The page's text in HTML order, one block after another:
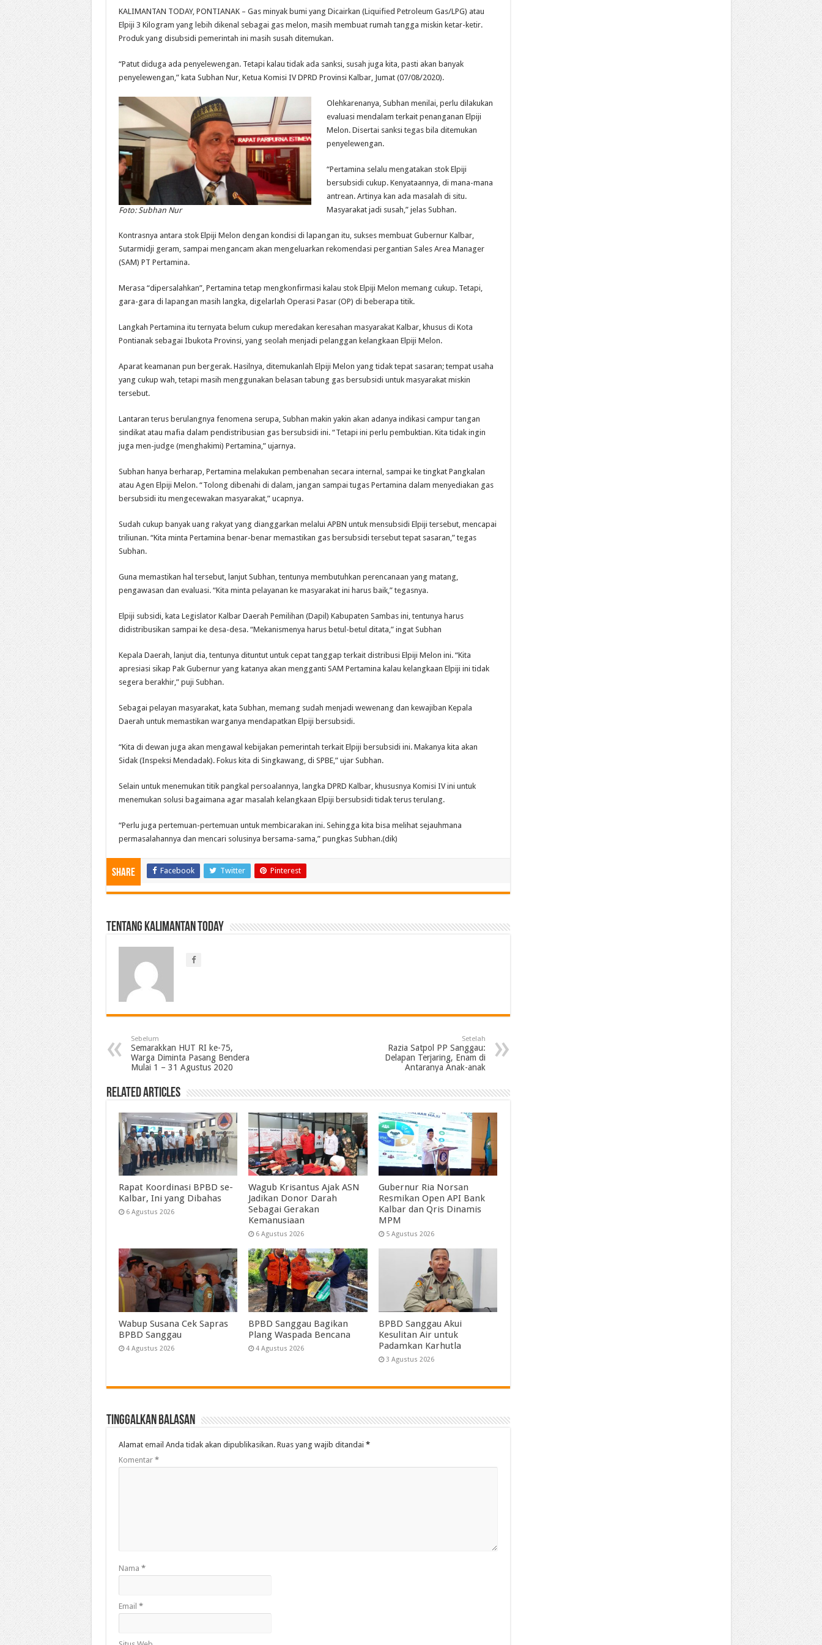
KALIMANTAN TODAY, PONTIANAK – Gas minyak bumi yang Dicairkan (Liquified Petroleum Gas/LPG) atau
Elpiji 3 Kilogram yang lebih dikenal sebagai gas melon, masih membuat rumah tangga miskin ketar-ketir.
Produk yang disubsidi pemerintah ini masih susah ditemukan.
“Patut diduga ada penyelewengan. Tetapi kalau tidak ada sanksi, susah juga kita, pasti akan banyak
penyelewengan,” kata Subhan Nur, Ketua Komisi IV DPRD Provinsi Kalbar, Jumat (07/08/2020).
Foto: Subhan Nur
Olehkarenanya, Subhan menilai, perlu dilakukan
evaluasi mendalam terkait penanganan Elpiji
Melon. Disertai sanksi tegas bila ditemukan
penyelewengan.
“Pertamina selalu mengatakan stok Elpiji
bersubsidi cukup. Kenyataannya, di mana-mana
antrean. Artinya kan ada masalah di situ.
Masyarakat jadi susah,” jelas Subhan.
Kontrasnya antara stok Elpiji Melon dengan kondisi di lapangan itu, sukses membuat Gubernur Kalbar,
Sutarmidji geram, sampai mengancam akan mengeluarkan rekomendasi pergantian Sales Area Manager
(SAM) PT Pertamina.
Merasa “dipersalahkan”, Pertamina tetap mengkonfirmasi kalau stok Elpiji Melon memang cukup. Tetapi,
gara-gara di lapangan masih langka, digelarlah Operasi Pasar (OP) di beberapa titik.
Langkah Pertamina itu ternyata belum cukup meredakan keresahan masyarakat Kalbar, khusus di Kota
Pontianak sebagai Ibukota Provinsi, yang seolah menjadi pelanggan kelangkaan Elpiji Melon.
Aparat keamanan pun bergerak. Hasilnya, ditemukanlah Elpiji Melon yang tidak tepat sasaran; tempat usaha
yang cukup wah, tetapi masih menggunakan belasan tabung gas bersubsidi untuk masyarakat miskin
tersebut.
Lantaran terus berulangnya fenomena serupa, Subhan makin yakin akan adanya indikasi campur tangan
sindikat atau mafia dalam pendistribusian gas bersubsidi ini. “Tetapi ini perlu pembuktian. Kita tidak ingin
juga men-judge (menghakimi) Pertamina,” ujarnya.
Subhan hanya berharap, Pertamina melakukan pembenahan secara internal, sampai ke tingkat Pangkalan
atau Agen Elpiji Melon. “Tolong dibenahi di dalam, jangan sampai tugas Pertamina dalam menyediakan gas
bersubsidi itu mengecewakan masyarakat,” ucapnya.
Sudah cukup banyak uang rakyat yang dianggarkan melalui APBN untuk mensubsidi Elpiji tersebut, mencapai
triliunan. “Kita minta Pertamina benar-benar memastikan gas bersubsidi tersebut tepat sasaran,” tegas
Subhan.
Guna memastikan hal tersebut, lanjut Subhan, tentunya membutuhkan perencanaan yang matang,
pengawasan dan evaluasi. “Kita minta pelayanan ke masyarakat ini harus baik,” tegasnya.
Elpiji subsidi, kata Legislator Kalbar Daerah Pemilihan (Dapil) Kabupaten Sambas ini, tentunya harus
didistribusikan sampai ke desa-desa. “Mekanismenya harus betul-betul ditata,” ingat Subhan
Kepala Daerah, lanjut dia, tentunya dituntut untuk cepat tanggap terkait distribusi Elpiji Melon ini. “Kita
apresiasi sikap Pak Gubernur yang katanya akan mengganti SAM Pertamina kalau kelangkaan Elpiji ini tidak
segera berakhir,” puji Subhan.
Sebagai pelayan masyarakat, kata Subhan, memang sudah menjadi wewenang dan kewajiban Kepala
Daerah untuk memastikan warganya mendapatkan Elpiji bersubsidi.
“Kita di dewan juga akan mengawal kebijakan pemerintah terkait Elpiji bersubsidi ini. Makanya kita akan
Sidak (Inspeksi Mendadak). Fokus kita di Singkawang, di SPBE,” ujar Subhan.
Selain untuk menemukan titik pangkal persoalannya, langka DPRD Kalbar, khususnya Komisi IV ini untuk
menemukan solusi bagaimana agar masalah kelangkaan Elpiji bersubsidi tidak terus terulang.
“Perlu juga pertemuan-pertemuan untuk membicarakan ini. Sehingga kita bisa melihat sejauhmana
permasalahannya dan mencari solusinya bersama-sama,” pungkas Subhan.(dik)
Share Facebook Twitter Pinterest
Tentang Kalimantan Today
Sebelum
Semarakkan HUT RI ke-75,
Warga Diminta Pasang Bendera
Mulai 1 – 31 Agustus 2020
Setelah
Razia Satpol PP Sanggau:
Delapan Terjaring, Enam di
Antaranya Anak-anak
Related Articles
Rapat Koordinasi BPBD se-
Kalbar, Ini yang Dibahas
6 Agustus 2026
Wagub Krisantus Ajak ASN
Jadikan Donor Darah
Sebagai Gerakan
Kemanusiaan
6 Agustus 2026
Gubernur Ria Norsan
Resmikan Open API Bank
Kalbar dan Qris Dinamis
MPM
5 Agustus 2026
Wabup Susana Cek Sapras
BPBD Sanggau
4 Agustus 2026
BPBD Sanggau Bagikan
Plang Waspada Bencana
4 Agustus 2026
BPBD Sanggau Akui
Kesulitan Air untuk
Padamkan Karhutla
3 Agustus 2026
Tinggalkan Balasan
Alamat email Anda tidak akan dipublikasikan. Ruas yang wajib ditandai *
Komentar *
Nama *
Email *